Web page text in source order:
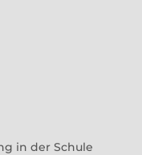
in der Schule